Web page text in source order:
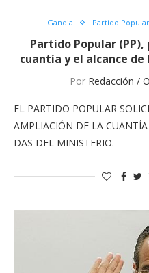
Gandia Partido
Partido Popular
cuantía y el alcance
Por Redacción /
EL PARTIDO POPULAR
AMPLIACIÓN DE LA
DAS DEL MINISTERIO.